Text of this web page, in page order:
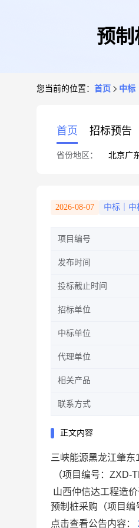
预
您当前的位置： 首页 中标
首页 招标预告
省份地区： 北京广
2026-08-07 中标｜中
项目编号
发布时间
投标截止时间
招标单位
中标单位
代理单位
相关产品
联系方式
正文内容
三峡能源黑龙江肇
（项目编号：ZXD-
山西仲信达工程造
预制桩采购（项目编
点击查看公告内容：